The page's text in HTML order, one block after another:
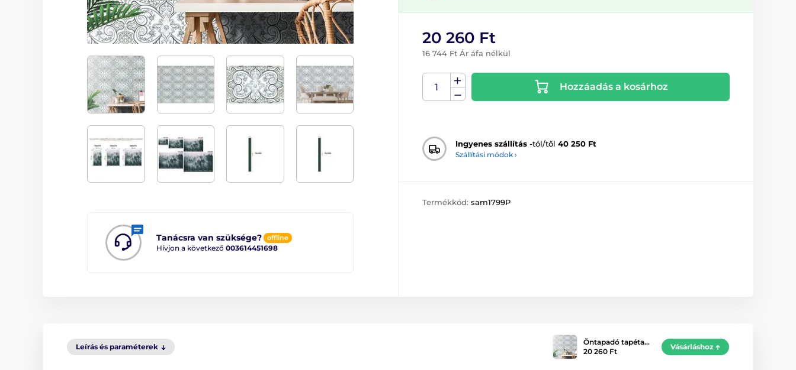
Tanácsra van szüksége? offline
Hívjon a következő 003614451698
20 260 Ft
16 744 Ft Ár áfa nélkül
Hozzáadás a kosárhoz
Ingyenes szállítás -tól/től 40 250 Ft
Szállítási módok ›
Termékkód: sam1799P
Leírás és paraméterek
Öntapadó tapéta…
20 260 Ft
Vásárláshoz